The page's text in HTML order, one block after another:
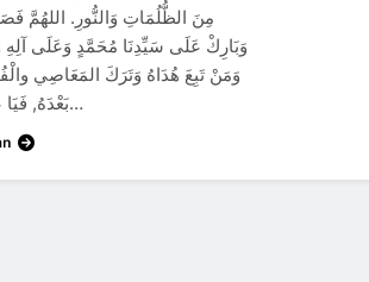
مِنَ الظُّلُمَاتِ وَالنُّورِ. اللهُمَّ
وَبَارِكْ عَلَى سَيِّدِنَا مُحَمَّدٍ وَعَلَى آلِهِ
وَمَنْ تَبِعَ هُدَاهُ وَتَرَكَ المَعَاصِي
بَعْدَهُ, فَيَا عِبَادَ اللهِ…